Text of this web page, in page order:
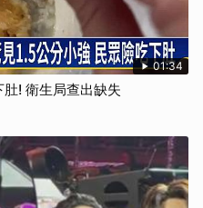
01:34
! 衛生局查出缺失